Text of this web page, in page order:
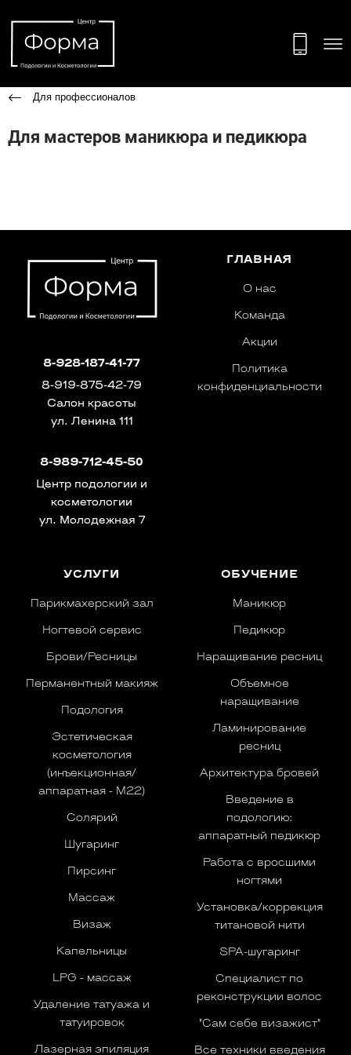
Для профессионалов
Для мастеров маникюра и педикюра
8-928-187-41-77
8-919-875-42-79
Салон красоты
ул. Ленина 111
8-989-712-45-50
Центр подологии и
косметологии
ул. Молодежная 7
ГЛАВНАЯ
О нас
Команда
Акции
Политика
конфиденциальности
УСЛУГИ
Парикмахерский зал
Ногтевой сервис
Брови/Ресницы
Перманентный макияж
Подология
Эстетическая
косметология
(инъекционная/
аппаратная - M22)
Солярий
Шугаринг
Пирсинг
Массаж
Визаж
Капельницы
LPG - массаж
Удаление татуажа и
татуировок
Лазерная эпиляция
ОБУЧЕНИЕ
Маникюр
Педикюр
Наращивание ресниц
Объемное
наращивание
Ламинирование
ресниц
Архитектура бровей
Введение в
подологию:
аппаратный педикюр
Работа с вросшими
ногтями
Установка/коррекция
титановой нити
SPA-шугаринг
Специалист по
реконструкции волос
"Сам себе визажист"
Все техники введения